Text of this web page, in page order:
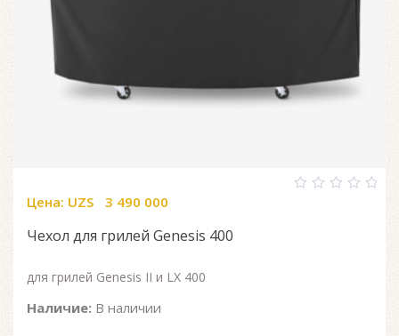
Цена: UZS 3 490 000
Чехол для грилей Genesis 400
для грилей Genesis II и LX 400
Наличие: В наличии